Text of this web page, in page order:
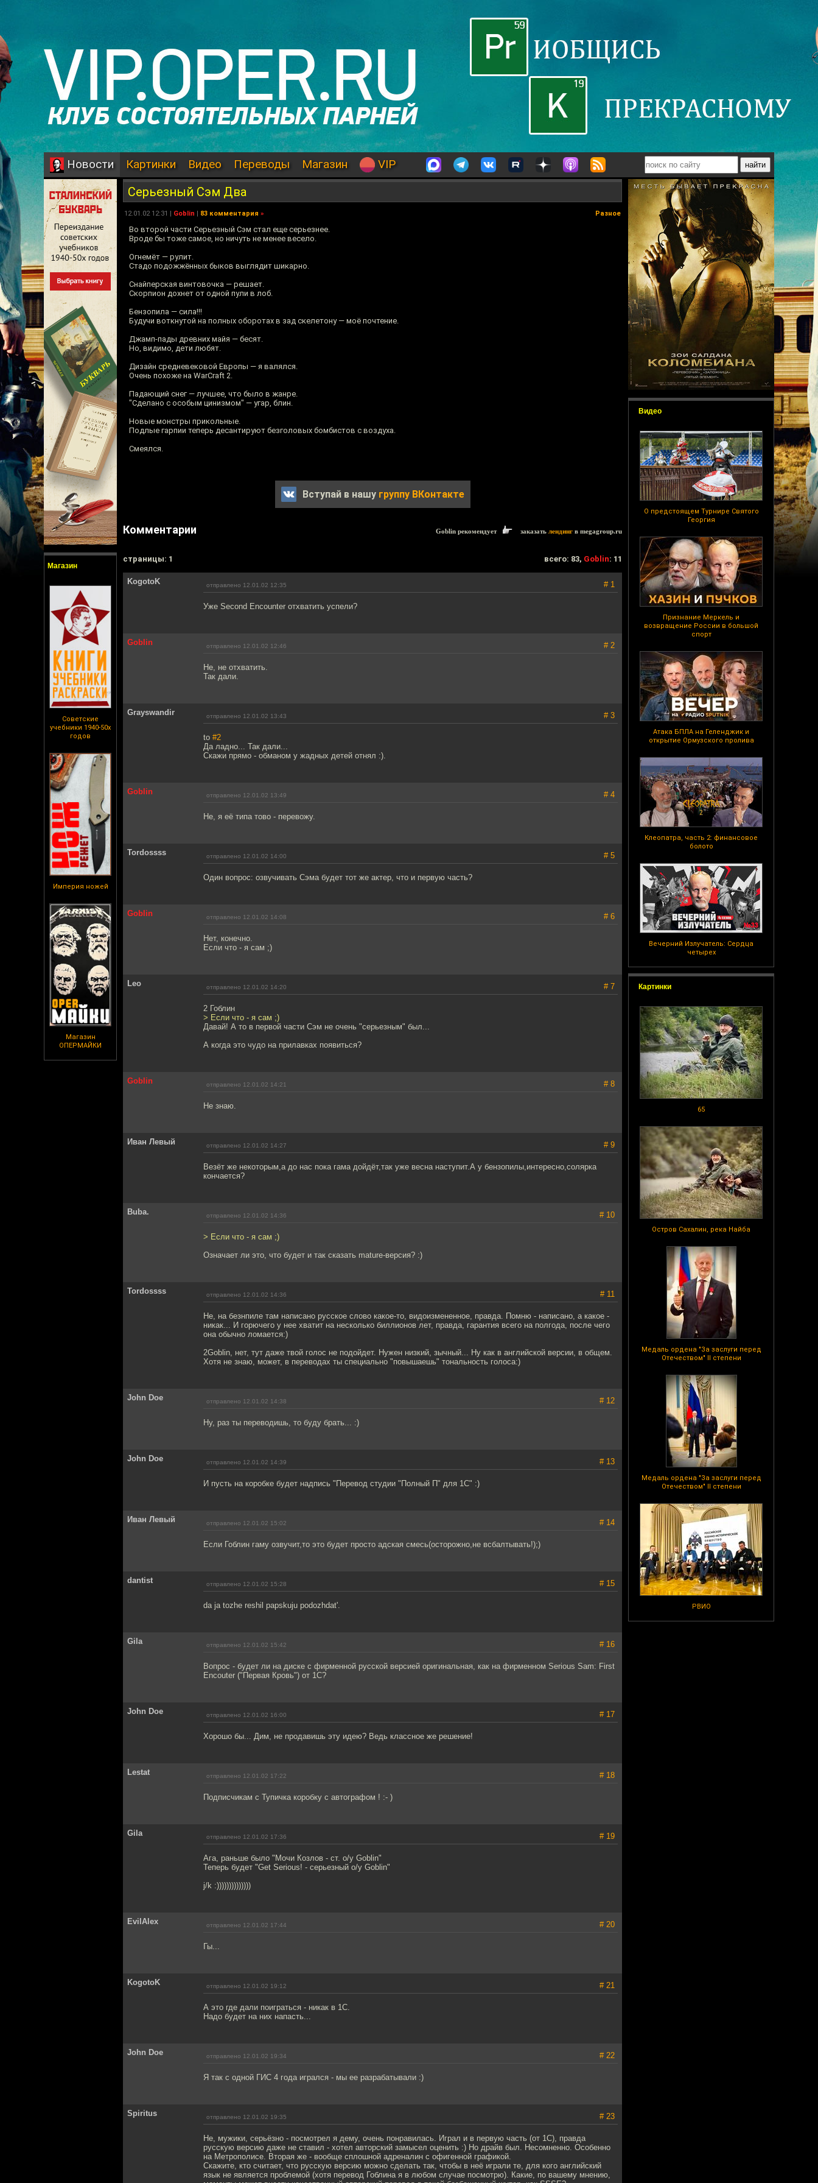
Новости Картинки Видео Переводы Магазин VIP
Магазин
Советские
учебники 1940-50х
годов
Империя ножей
Магазин
ОПЕРМАЙКИ
Видео
О предстоящем Турнире Святого
Георгия
Признание Меркель и
возвращение России в большой
спорт
Атака БПЛА на Геленджик и
открытие Ормузского пролива
Клеопатра, часть 2: финансовое
болото
Вечерний Излучатель: Сердца
четырех
Картинки
65
Остров Сахалин, река Найба
Медаль ордена "За заслуги перед
Отечеством" II степени
Медаль ордена "За заслуги перед
Отечеством" II степени
РВИО
Серьезный Сэм Два
12.01.02 12:31 | Goblin | 83 комментария » Разное
Во второй части Серьезный Сэм стал еще серьезнее.
Вроде бы тоже самое, но ничуть не менее весело.
Огнемёт — рулит.
Стадо подожжённых быков выглядит шикарно.
Снайперская винтовочка — решает.
Скорпион дохнет от одной пули в лоб.
Бензопила — сила!!!
Будучи воткнутой на полных оборотах в зад скелетону — моё почтение.
Джамп-пады древних майя — бесят.
Но, видимо, дети любят.
Дизайн средневековой Европы — я валялся.
Очень похоже на WarCraft 2.
Падающий снег — лучшее, что было в жанре.
"Сделано с особым цинизмом" — угар, блин.
Новые монстры прикольные.
Подлые гарпии теперь десантируют безголовых бомбистов с воздуха.
Смеялся.
Вступай в нашу группу ВКонтакте
Комментарии Goblin рекомендует заказать лендинг в megagroup.ru
cтраницы: 1 всего: 83, Goblin: 11
KogotoK отправлено 12.01.02 12:35 # 1
Уже Second Encounter отхватить успели?
Goblin отправлено 12.01.02 12:46 # 2
Не, не отхватить.
Так дали.
Grayswandir отправлено 12.01.02 13:43 # 3
to #2
Да ладно... Так дали...
Скажи прямо - обманом у жадных детей отнял :).
Goblin отправлено 12.01.02 13:49 # 4
Не, я её типа тово - перевожу.
Tordossss отправлено 12.01.02 14:00 # 5
Один вопрос: озвучивать Сэма будет тот же актер, что и первую часть?
Goblin отправлено 12.01.02 14:08 # 6
Нет, конечно.
Если что - я сам ;)
Leo отправлено 12.01.02 14:20 # 7
2 Гоблин
> Если что - я сам ;)
Давай! А то в первой части Сэм не очень "серьезным" был...
А когда это чудо на прилавках появиться?
Goblin отправлено 12.01.02 14:21 # 8
Не знаю.
Иван Левый отправлено 12.01.02 14:27 # 9
Везёт же некоторым,а до нас пока гама дойдёт,так уже весна наступит.А у бензопилы,интересно,солярка
кончается?
Buba. отправлено 12.01.02 14:36 # 10
> Если что - я сам ;)
Означает ли это, что будет и так сказать mature-версия? :)
Tordossss отправлено 12.01.02 14:36 # 11
Не, на безнпиле там написано русское слово какое-то, видоизмененное, правда. Помню - написано, а какое -
никак... И горючего у нее хватит на несколько биллионов лет, правда, гарантия всего на полгода, после чего
она обычно ломается:)
2Goblin, нет, тут даже твой голос не подойдет. Нужен низкий, зычный... Ну как в английской версии, в общем.
Хотя не знаю, может, в переводах ты специально "повышаешь" тональность голоса:)
John Doe отправлено 12.01.02 14:38 # 12
Ну, раз ты переводишь, то буду брать... :)
John Doe отправлено 12.01.02 14:39 # 13
И пусть на коробке будет надпись "Перевод студии "Полный П" для 1С" :)
Иван Левый отправлено 12.01.02 15:02 # 14
Если Гоблин гаму озвучит,то это будет просто адская смесь(осторожно,не всбалтывать!);)
dantist отправлено 12.01.02 15:28 # 15
da ja tozhe reshil papskuju podozhdat'.
Gila отправлено 12.01.02 15:42 # 16
Вопрос - будет ли на диске с фирменной русской версией оригинальная, как на фирменном Serious Sam: First
Encouter ("Первая Кровь") от 1C?
John Doe отправлено 12.01.02 16:00 # 17
Хорошо бы... Дим, не продавишь эту идею? Ведь классное же решение!
Lestat отправлено 12.01.02 17:22 # 18
Подписчикам с Тупичка коробку с автографом ! :- )
Gila отправлено 12.01.02 17:36 # 19
Ага, раньше было "Мочи Козлов - ст. о/у Goblin"
Теперь будет "Get Serious! - серьезный о/у Goblin"
j/k :))))))))))))))
EvilAlex отправлено 12.01.02 17:44 # 20
Гы...
KogotoK отправлено 12.01.02 19:12 # 21
А это где дали поиграться - никак в 1С.
Надо будет на них напасть...
John Doe отправлено 12.01.02 19:34 # 22
Я так с одной ГИС 4 года игрался - мы ее разрабатывали :)
Spiritus отправлено 12.01.02 19:35 # 23
Не, мужики, серьёзно - посмотрел я дему, очень понравилась. Играл и в первую часть (от 1С), правда
русскую версию даже не ставил - хотел авторский замысел оценить :) Но драйв был. Несомненно. Особенно
на Метрополисе. Вторая же - вообще сплошной адреналин с офигенной графикой.
Скажите, кто считает, что русскую версию можно сделать так, чтобы в неё играли те, для кого английский
язык не является проблемой (хотя перевод Гоблина я в любом случае посмотрю). Какие, по вашему мнению,